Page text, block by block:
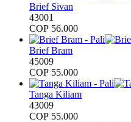
Brief Sivan
43001
COP 56.000
Brief Bram
45009
COP 55.000
Tanga Kiliam
43009
COP 55.000